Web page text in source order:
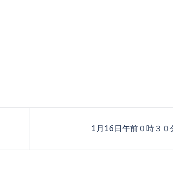
1月16日午前０時３０